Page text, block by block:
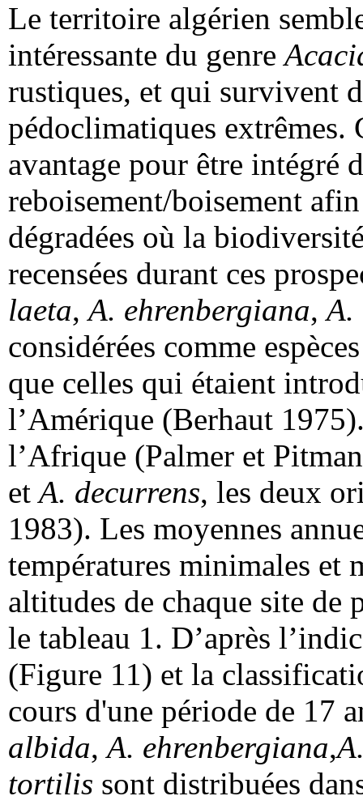
Le territoire algérien
intéressante du genre
rustiques, et qui survivent
pédoclimatiques extrêmes.
avantage pour être intégré
reboisement/boisement
dégradées où la
recensées durant ces
laeta,A. ehrenbergiana,A.
considérées comme
que celles qui étaient
l’Amérique (Berhaut
l’Afrique (Palmer et
etA. decurrens, les deux
1983). Les moyennes
températures minimales et
altitudes de chaque site de
le tableau 1. D’après
(Figure 11) et la
cours d'une période de 17
albida,A. ehrenbergiana,
tortilis sont distribuées